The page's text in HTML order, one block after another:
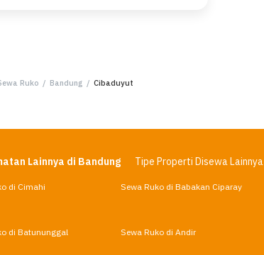
Ruko / Bandung / Cibaduyut
Lainnya di Bandung Tipe Properti Disewa Lainnya
di Cimahi Sewa Ruko di Babakan Ciparay
di Batununggal Sewa Ruko di Andir